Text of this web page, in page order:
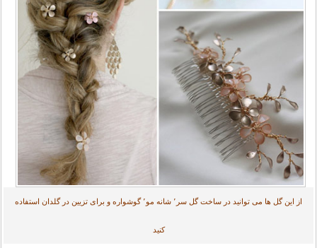
از این گل ها می توانید در ساخت گل سر٬ شانه مو٬ گوشواره و برای تزیین در گلدان استفاده
کنید